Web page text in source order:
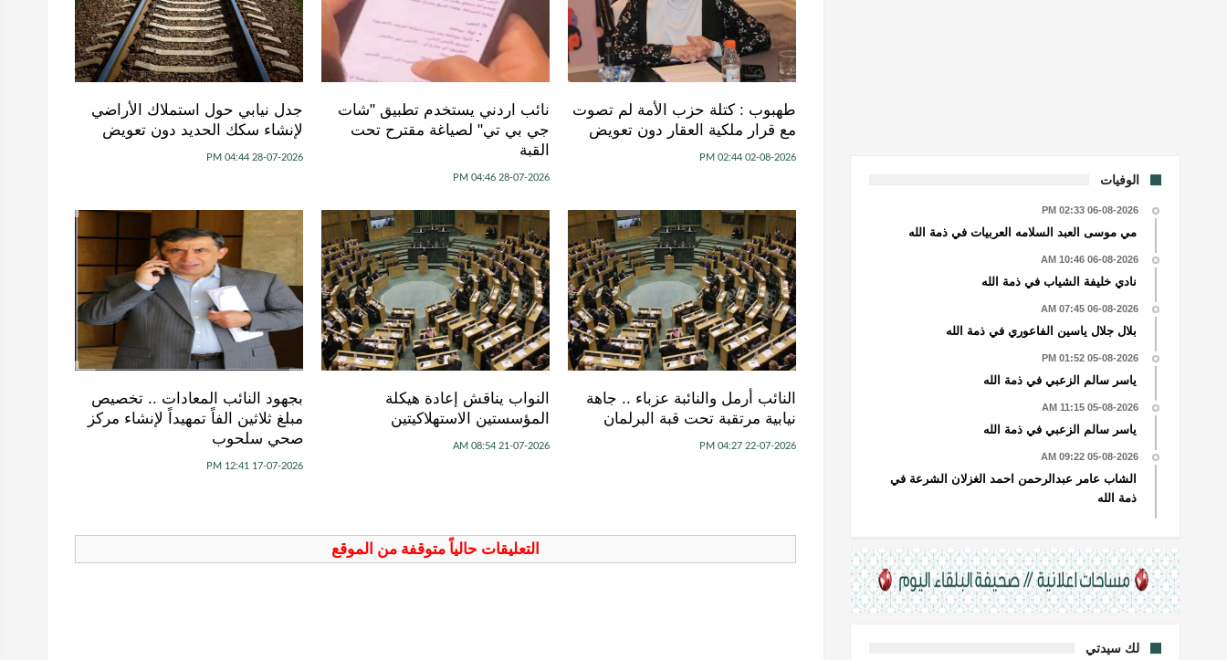
طهبوب : كتلة حزب الأمة لم تصوت
مع قرار ملكية العقار دون تعويض
02-08-2026 02:44 PM
نائب اردني يستخدم تطبيق "شات
جي بي تي" لصياغة مقترح تحت
القبة
28-07-2026 04:46 PM
جدل نيابي حول استملاك الأراضي
لإنشاء سكك الحديد دون تعويض
28-07-2026 04:44 PM
النائب أرمل والنائبة عزباء .. جاهة
نيابية مرتقبة تحت قبة البرلمان
22-07-2026 04:27 PM
النواب يناقش إعادة هيكلة
المؤسستين الاستهلاكيتين
21-07-2026 08:54 AM
بجهود النائب المعادات .. تخصيص
مبلغ ثلاثين الفاً تمهيداً لإنشاء مركز
صحي سلحوب
17-07-2026 12:41 PM
التعليقات حالياً متوقفة من الموقع
الوفيات
06-08-2026 02:33 PM
مي موسى العبد السلامه العربيات في ذمة الله
06-08-2026 10:46 AM
نادي خليفة الشياب في ذمة الله
06-08-2026 07:45 AM
بلال جلال ياسين الفاعوري في ذمة الله
05-08-2026 01:52 PM
ياسر سالم الزعبي في ذمة الله
05-08-2026 11:15 AM
ياسر سالم الزعبي في ذمة الله
05-08-2026 09:22 AM
الشاب عامر عبدالرحمن احمد الغزلان الشرعة في
ذمة الله
لك سيدتي